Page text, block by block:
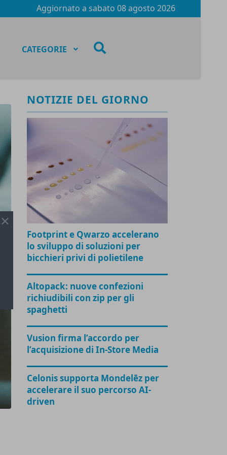
Aggiornato a sabato 08 agosto 2026
CATEGORIE
NOTIZIE DEL GIORNO
Footprint e Qwarzo accelerano
lo sviluppo di soluzioni per
bicchieri privi di polietilene
Altopack: nuove confezioni
richiudibili con zip per gli
spaghetti
Vusion firma l’accordo per
l’acquisizione di In-Store Media
Celonis supporta Mondelēz per
accelerare il suo percorso AI-
driven